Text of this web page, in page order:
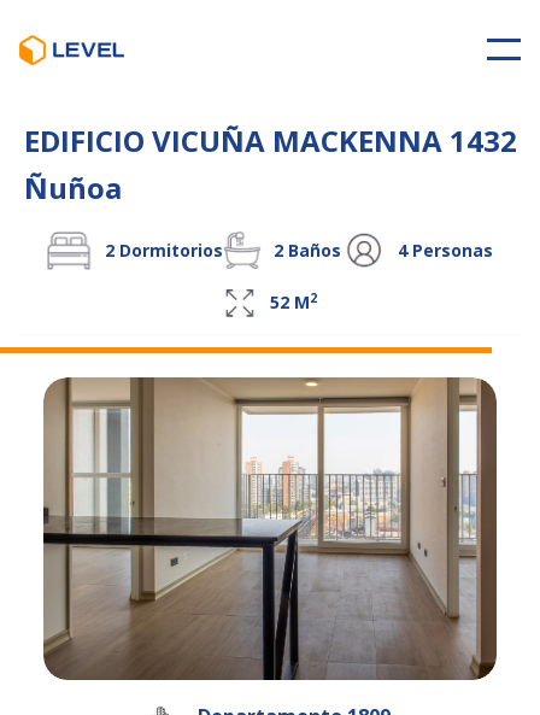
EDIFICIO VICUÑA MACKENNA 1432
Ñuñoa
2 Dormitorios 2 Baños 4Personas
52 M2